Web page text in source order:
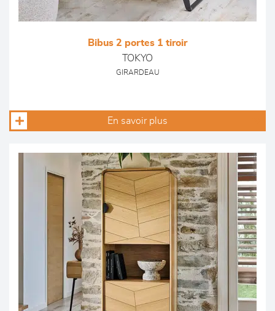
Bibus 2 portes 1 tiroir
TOKYO
GIRARDEAU
En savoir plus